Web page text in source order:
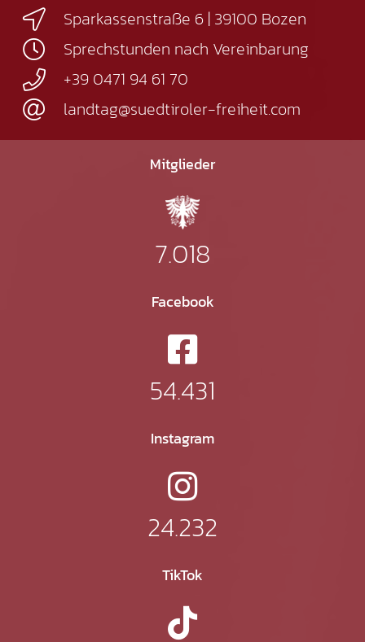
Sparkassenstraße 6 | 39100 Bozen
Sprechstunden nach Vereinbarung
+39 0471 94 61 70
landtag@suedtiroler-freiheit.com
Mitglieder
7.018
Facebook
54.431
Instagram
24.232
TikTok